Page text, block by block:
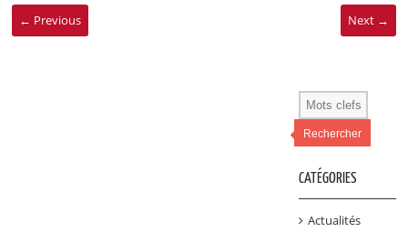
← Previous Next →
Rechercher
CATÉGORIES
Actualités